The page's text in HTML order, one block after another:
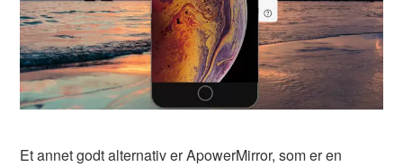
Et annet godt alternativ er ApowerMirror, som er en